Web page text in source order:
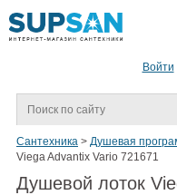
Войти
Сантехника > Душевая
Viega Advantix Vario 721671
Душевой лоток